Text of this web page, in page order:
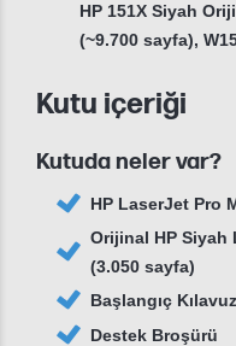
HP 151X Siyah
(~9.700 sayfa),
Kutu içeriği
Kutuda neler var?
HP LaserJet Pro
Orijinal HP Siyah
(3.050 sayfa)
Başlangıç
Destek Broşürü